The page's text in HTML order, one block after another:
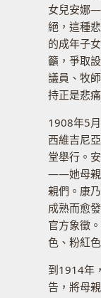
女兒安娜
絕，這種
的成年子
籲，爭取
議員、牧
持正是悲
1908年5
西維吉尼
堂舉行。
——她母親
親們。康
成熟而愈
官方象徵
色、粉紅
到1914年
告，將母